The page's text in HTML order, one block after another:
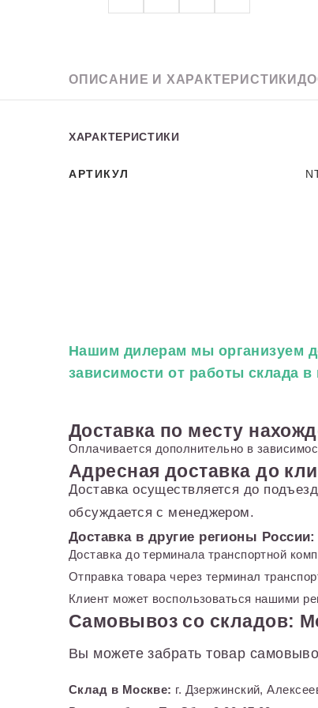
ОПИСАНИЕ И ХАРАКТЕРИСТИКИ
ХАРАКТЕРИСТИКИ
АРТИКУЛ
Нашим дилерам мы организуем
зависимости от работы склада
Доставка по месту
Оплачивается дополнительно в
Адресная доставка до
Доставка осуществляется до
обсуждается с менеджером.
Доставка в другие регионы России:
Доставка до терминала транспортной
Отправка товара через терминал
Клиент может воспользоваться нашими
Самовывоз со складов:
Вы можете забрать товар
Склад в Москве: г. Дзержинский,